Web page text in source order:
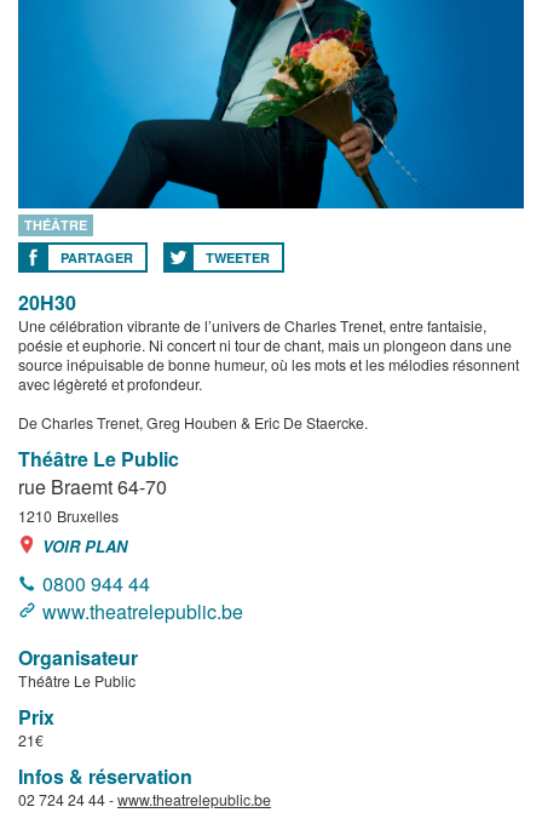
THÉÂTRE
PARTAGER
TWEETER
20H30
Une célébration vibrante de l’univers de Charles Trenet, entre fantaisie,
poésie et euphorie. Ni concert ni tour de chant, mais un plongeon dans une
source inépuisable de bonne humeur, où les mots et les mélodies résonnent
avec légèreté et profondeur.
De Charles Trenet, Greg Houben & Eric De Staercke.
Théâtre Le Public
rue Braemt 64-70
1210 Bruxelles
VOIR PLAN
0800 944 44
www.theatrelepublic.be
Organisateur
Théâtre Le Public
Prix
21€
Infos & réservation
02 724 24 44 -www.theatrelepublic.be